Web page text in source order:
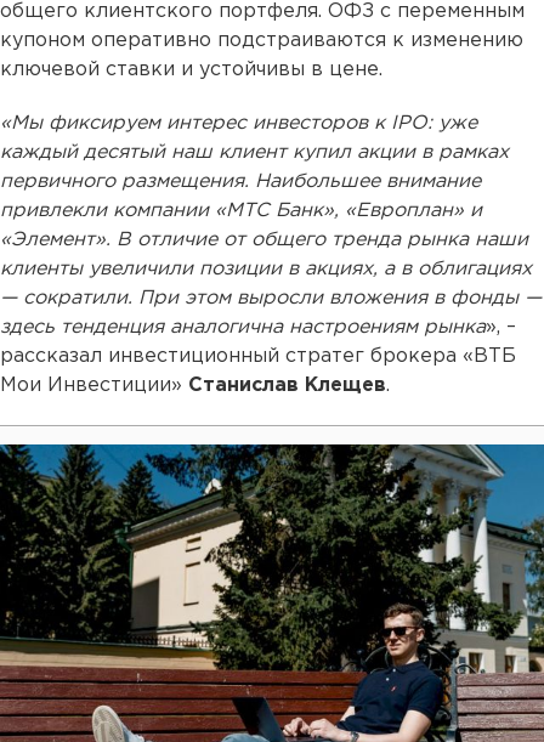
общего клиентского портфеля. ОФЗ с переменным
купоном оперативно подстраиваются к изменению
ключевой ставки и устойчивы в цене.
«Мы фиксируем интерес инвесторов к IPO: уже
каждый десятый наш клиент купил акции в рамках
первичного размещения. Наибольшее внимание
привлекли компании «МТС Банк», «Европлан» и
«Элемент». В отличие от общего тренда рынка наши
клиенты увеличили позиции в акциях, а в облигациях
— сократили. При этом выросли вложения в фонды —
здесь тенденция аналогична настроениям рынка», –
рассказал инвестиционный стратег брокера «ВТБ
Мои Инвестиции» Станислав Клещев.